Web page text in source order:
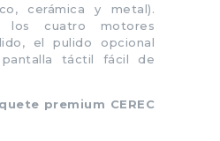
cerámica y metal).
los cuatro motores
el pulido opcional
táctil fácil de
premium CEREC